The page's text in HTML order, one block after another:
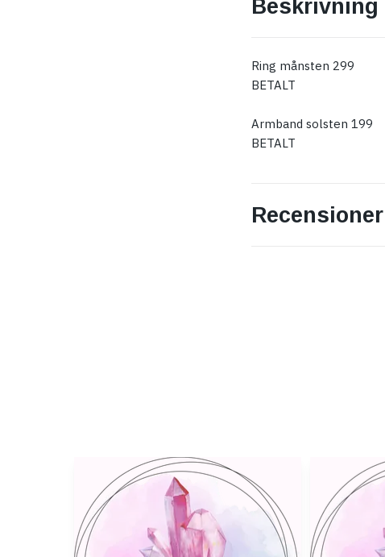
Beskrivning
Ring månsten 299
BETALT
Armband solsten 199
BETALT
Recensioner